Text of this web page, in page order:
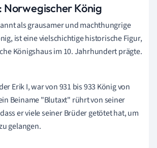
Norwegischer König
als grausamer und machthungrige
ist eine vielschichtige historische Figur,
Königshaus im 10. Jahrhundert prägte.
Erik I, war von 931 bis 933 König von
Beiname "Blutaxt" rührt von seiner
er viele seiner Brüder getötet hat, um
gelangen.